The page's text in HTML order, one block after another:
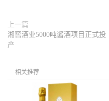
上一篇
湘窖酒业5000吨酱酒项目正式投
产
相关推荐